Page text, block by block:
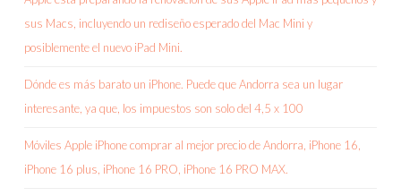
sus Macs, incluyendo un rediseño esperado del Mac Mini y
posiblemente el nuevo iPad Mini.
Dónde es más barato un iPhone. Puede que Andorra sea un lugar
interesante, ya que, los impuestos son solo del 4,5 x 100
Móviles Apple iPhone comprar al mejor precio de Andorra, iPhone 16,
iPhone 16 plus, iPhone 16 PRO, iPhone 16 PRO MAX.